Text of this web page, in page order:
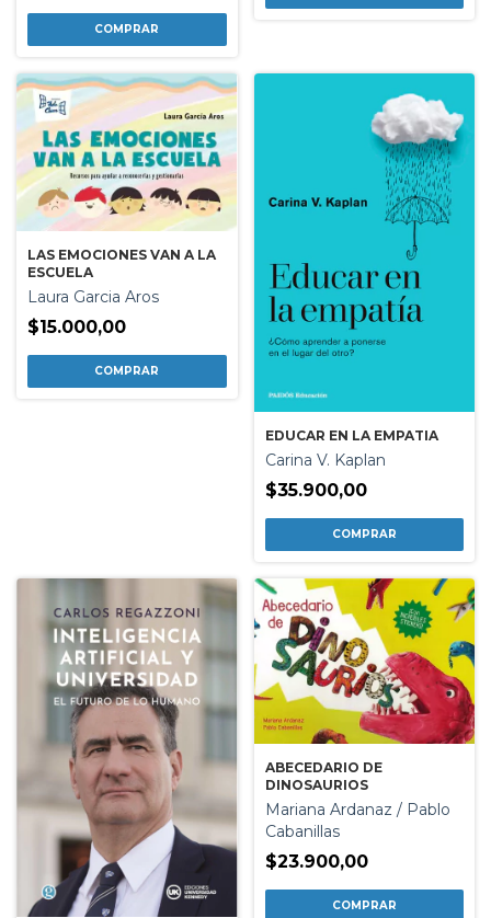
LAS EMOCIONES VAN A LA
ESCUELA
Laura Garcia Aros
$15.000,00
EDUCAR EN LA EMPATIA
Carina V. Kaplan
$35.900,00
ABECEDARIO DE
DINOSAURIOS
Mariana Ardanaz / Pablo
Cabanillas
$23.900,00